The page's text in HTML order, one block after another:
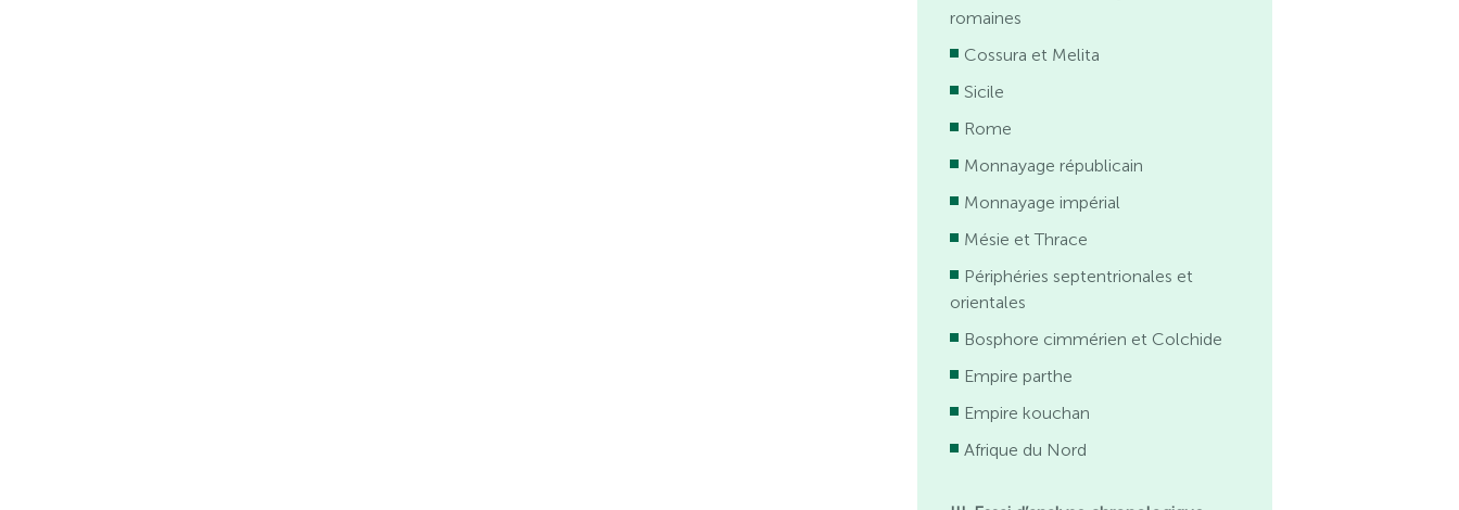
romaines
Cossura et Melita
Sicile
Rome
Monnayage républicain
Monnayage impérial
Mésie et Thrace
Périphéries septentrionales et
orientales
Bosphore cimmérien et Colchide
Empire parthe
Empire kouchan
Afrique du Nord